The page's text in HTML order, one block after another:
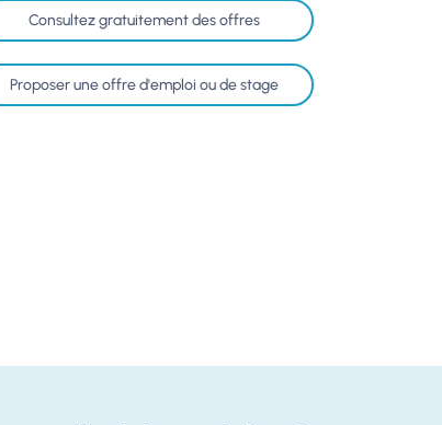
Consultez gratuitement des offres
Proposer une offre d'emploi ou de stage